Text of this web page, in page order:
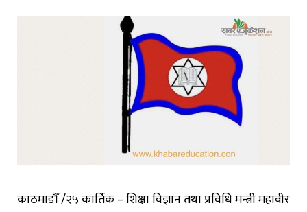
काठमाडौँ /२५ कार्तिक – शिक्षा विज्ञान तथा प्रविधि मन्त्री महावीर